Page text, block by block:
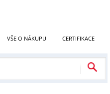
VŠE O NÁKUPU CERTIFIKACE